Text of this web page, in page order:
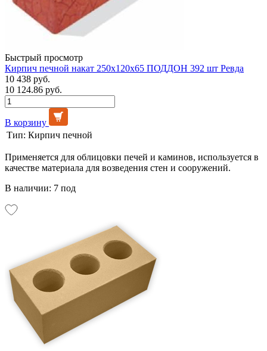
Быстрый просмотр
Кирпич печной накат 250x120x65 ПОДДОН 392 шт Ревда
10 438 руб.
10 124.86 руб.
В корзину
Тип: Кирпич печной
Применяется для облицовки печей и каминов, используется в
качестве материала для возведения стен и сооружений.
В наличии: 7 под